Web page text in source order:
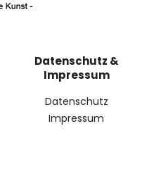
Datenschutz &
Impressum
Datenschutz
Impressum